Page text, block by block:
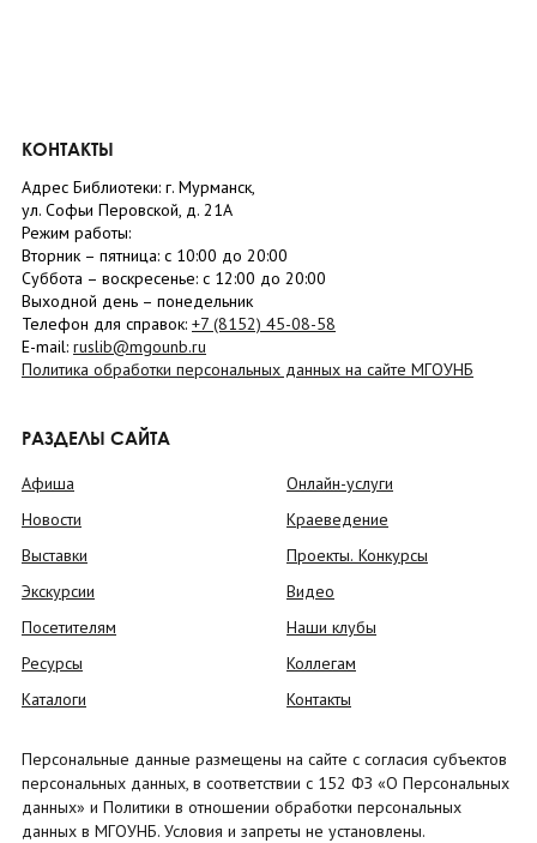
КОНТАКТЫ
Адрес Библиотеки: г. Мурманск,
ул. Софьи Перовской, д. 21А
Режим работы:
Вторник – пятница: с 10:00 до 20:00
Суббота – воскресенье: c 12:00 до 20:00
Выходной день – понедельник
Телефон для справок: +7 (8152) 45-08-58
E-mail: ruslib@mgounb.ru
Политика обработки персональных данных на сайте МГОУНБ
РАЗДЕЛЫ САЙТА
Афиша
Новости
Выставки
Экскурсии
Посетителям
Ресурсы
Каталоги
Онлайн-услуги
Краеведение
Проекты. Конкурсы
Видео
Наши клубы
Коллегам
Контакты
Персональные данные размещены на сайте с согласия субъектов
персональных данных, в соответствии с 152 ФЗ «О Персональных
данных» и Политики в отношении обработки персональных
данных в МГОУНБ. Условия и запреты не установлены.